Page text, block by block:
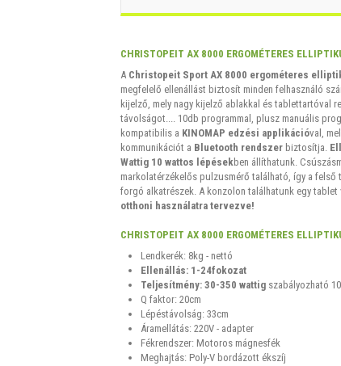
CHRISTOPEIT AX 8000 ERGOMÉTERES
A Christopeit Sport AX 8000 ergométeres
megfelelő ellenállást biztosít minden felhasználó
kijelző, mely nagy kijelző ablakkal és tablettartóval
távolságot.... 10db programmal, plusz manuális
kompatibilis a KINOMAP edzési applikációval,
kommunikációt a Bluetooth rendszer biztosítja.
Wattig 10 wattos lépésekben állíthatunk.
markolatérzékelős pulzusmérő található, így a
forgó alkatrészek. A konzolon találhatunk egy
otthoni használatra tervezve!
CHRISTOPEIT AX 8000 ERGOMÉTERES
Lendkerék: 8kg - nettó
Ellenállás: 1-24fokozat
Teljesítmény: 30-350 wattig szabályozható
Q faktor: 20cm
Lépéstávolság: 33cm
Áramellátás: 220V - adapter
Fékrendszer: Motoros mágnesfék
Meghajtás: Poly-V bordázott ékszíj